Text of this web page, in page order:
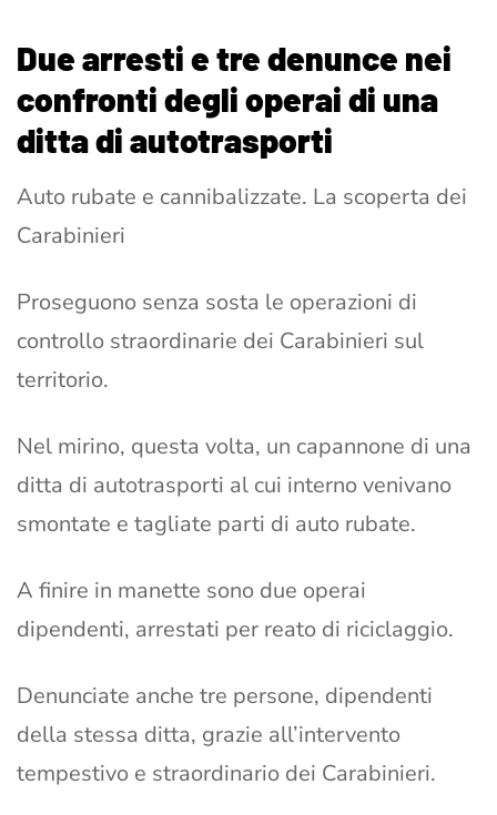
Due arresti e tre denunce nei
confronti degli operai di una
ditta di autotrasporti
Auto rubate e cannibalizzate. La scoperta dei
Carabinieri
Proseguono senza sosta le operazioni di
controllo straordinarie dei Carabinieri sul
territorio.
Nel mirino, questa volta, un capannone di una
ditta di autotrasporti al cui interno venivano
smontate e tagliate parti di auto rubate.
A finire in manette sono due operai
dipendenti, arrestati per reato di riciclaggio.
Denunciate anche tre persone, dipendenti
della stessa ditta, grazie all’intervento
tempestivo e straordinario dei Carabinieri.